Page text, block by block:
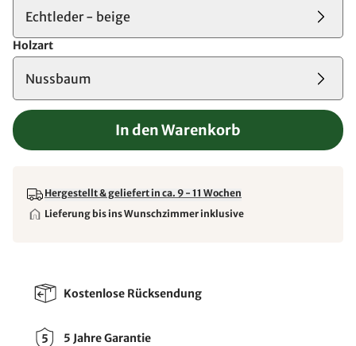
Echtleder - beige
Holzart
Nussbaum
In den Warenkorb
Hergestellt & geliefert in ca. 9 - 11 Wochen
Lieferung bis ins Wunschzimmer inklusive
Kostenlose Rücksendung
5 Jahre Garantie